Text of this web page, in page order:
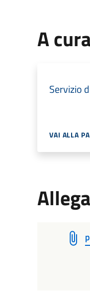
A
Servizio
VAI ALLA